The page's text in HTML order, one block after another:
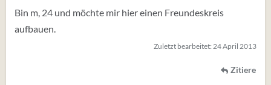
Bin m, 24 und möchte mir hier einen Freundeskreis
aufbauen.
Zuletzt bearbeitet: 24 April 2013
Zitiere